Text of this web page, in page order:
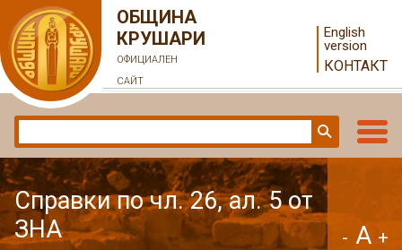
ОБЩИНА
КРУШАРИ
ОФИЦИАЛЕН
САЙТ
English
version
КОНТАКТ
Справки по чл. 26, ал. 5 от
ЗНА
- A +